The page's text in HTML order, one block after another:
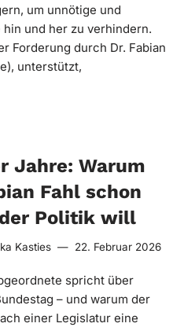
um unnötige und
und her zu verhindern.
Forderung durch Dr. Fabian
unterstützt,
Jahre: Warum
Fahl schon
Politik will
Kasties 22. Februar 2026
spricht über
– und warum der
einer Legislatur eine